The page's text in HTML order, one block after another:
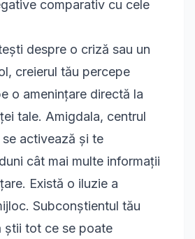
comparativ cu cele
despre o criză sau un
creierul tău percepe
o amenințare directă la
tale. Amigdala, centrul
activează și te
cât mai multe informații
Există o iluzie a
Subconștientul tău
știi tot ce se poate